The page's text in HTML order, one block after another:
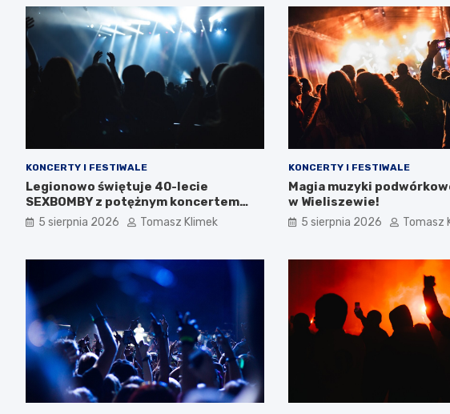
KONCERTY I FESTIWALE
Legionowo świętuje 40-lecie
SEXBOMBY z potężnym koncertem
punk rockowym!
5 sierpnia 2026 Tomasz Klimek
KONCERTY I FESTIWALE
Magia muzyki
w Wieliszewie!
5 sierpnia 2026 Tomasz